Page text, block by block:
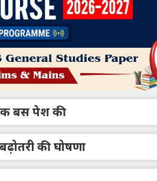
बस पेश की
की घोषणा